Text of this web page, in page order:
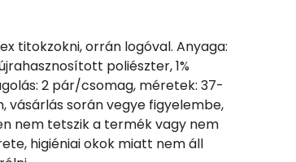
titokzokni, orrán logóval. Anyaga:
poliészter, 1%
2 pár/csomag, méretek: 37-
vásárlás során vegye figyelembe,
nem tetszik a termék vagy nem
higiéniai okok miatt nem áll